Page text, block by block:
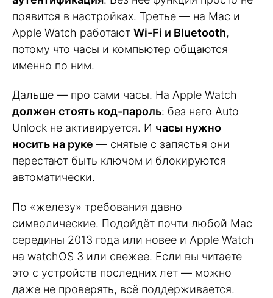
появится в настройках. Третье — на Mac и
Apple Watch работают Wi-Fi и Bluetooth,
потому что часы и компьютер общаются
именно по ним.
Дальше — про сами часы. На Apple Watch
должен стоять код-пароль: без него Auto
Unlock не активируется. И часы нужно
носить на руке — снятые с запястья они
перестают быть ключом и блокируются
автоматически.
По «железу» требования давно
символические. Подойдёт почти любой Mac
середины 2013 года или новее и Apple Watch
на watchOS 3 или свежее. Если вы читаете
это с устройств последних лет — можно
даже не проверять, всё поддерживается.